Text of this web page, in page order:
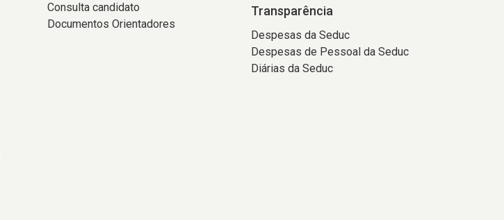
Consulta candidato
Documentos Orientadores
Transparência
Despesas da Seduc
Despesas de Pessoal da Seduc
Diárias da Seduc